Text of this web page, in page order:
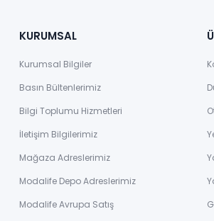
KURUMSAL
Kurumsal Bilgiler
Basın Bültenlerimiz
Bilgi Toplumu Hizmetleri
İletişim Bilgilerimiz
Mağaza Adreslerimiz
Modalife Depo Adreslerimiz
Modalife Avrupa Satış